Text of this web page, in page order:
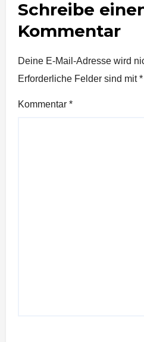
Schreibe
Kommentar
Deine E-Mail-Adresse wird
Erforderliche Felder sind mit*
Kommentar *